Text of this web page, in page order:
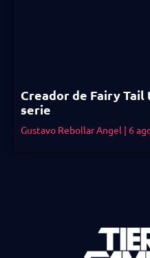
Creador de Fairy Tail
serie
Gustavo Rebollar Angel 6